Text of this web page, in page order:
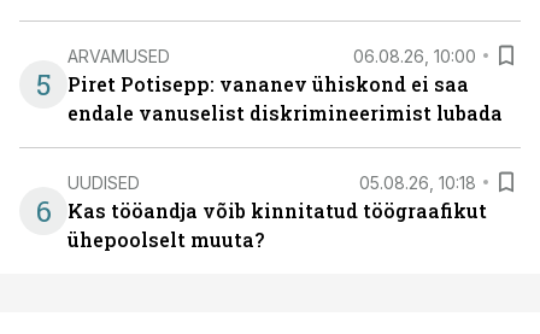
5
ARVAMUSED 06.08.26, 10:00
Piret Potisepp: vananev ühiskond ei saa
endale vanuselist diskrimineerimist lubada
6
UUDISED 05.08.26, 10:18
Kas tööandja võib kinnitatud töögraafikut
ühepoolselt muuta?